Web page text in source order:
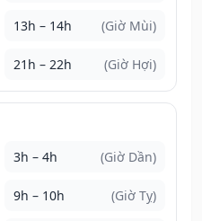
13h – 14h (Giờ Mùi)
21h – 22h (Giờ Hợi)
3h – 4h (Giờ Dần)
9h – 10h (Giờ Tỵ)